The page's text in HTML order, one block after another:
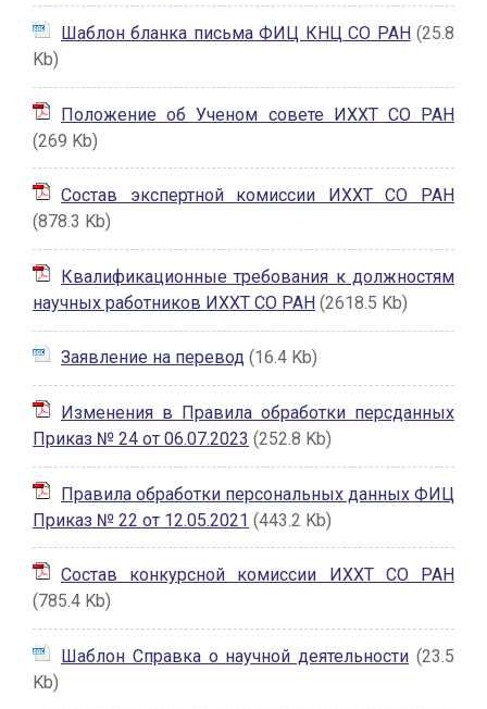
Шаблон бланка письма ФИЦ КНЦ СО РАН (25.8
Kb)
Положение об Ученом совете ИХХТ СО РАН
(269 Kb)
Состав экспертной комиссии ИХХТ СО РАН
(878.3 Kb)
Квалификационные требования к должностям
научных работников ИХХТ СО РАН (2618.5 Kb)
Заявление на перевод (16.4 Kb)
Изменения в Правила обработки персданных
Приказ № 24 от 06.07.2023 (252.8 Kb)
Правила обработки персональных данных ФИЦ
Приказ № 22 от 12.05.2021 (443.2 Kb)
Состав конкурсной комиссии ИХХТ СО РАН
(785.4 Kb)
Шаблон Справка о научной деятельности (23.5
Kb)